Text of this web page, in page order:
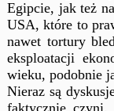
Egipcie, jak też
USA, które to
nawet tortury
eksploatacji
wieku, podobnie
Nieraz są
faktycznie czyni.